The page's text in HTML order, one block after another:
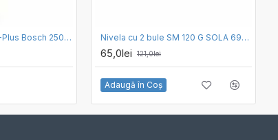
Dalta concava SDS-Plus Bosch 250 x 22 Nivela cu 2 bule SM 120 G SOLA 69021401
65,0lei 121,0lei
Adaugă în Coş